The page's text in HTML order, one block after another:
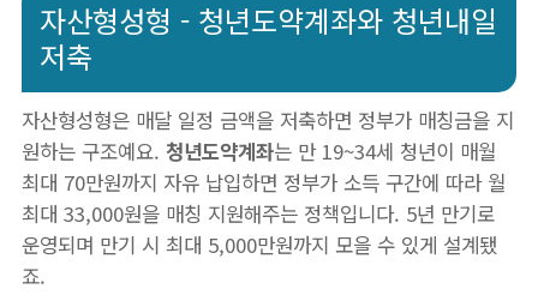
자산형성형 - 청년도약계좌와 청년내일
저축
자산형성형은 매달 일정 금액을 저축하면 정부가 매칭금을 지
원하는 구조예요. 청년도약계좌는 만 19~34세 청년이 매월
최대 70만원까지 자유 납입하면 정부가 소득 구간에 따라 월
최대 33,000원을 매칭 지원해주는 정책입니다. 5년 만기로
운영되며 만기 시 최대 5,000만원까지 모을 수 있게 설계됐
죠.